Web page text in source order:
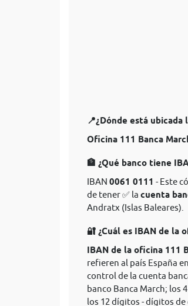
📍¿Dónde está ubicada
Oficina 111 Banca
🏦 ¿Qué banco tiene
IBAN 0061 0111 - Este
de tener ✅ la cuenta
Andratx (Islas Baleares).
🔐 ¿Cuál es IBAN de la
IBAN de la oficina 111
refieren al país España
control de la cuenta
banco Banca March; los
los 12 dígitos - dígitos